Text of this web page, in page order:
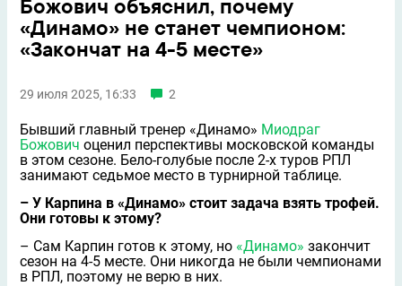
Божович объяснил, почему
«Динамо» не станет чемпионом:
«Закончат на 4-5 месте»
29 июля 2025, 16:33 2
Бывший главный тренер «Динамо» Миодраг
Божович оценил перспективы московской команды
в этом сезоне. Бело-голубые после 2-х туров РПЛ
занимают седьмое место в турнирной таблице.
– У Карпина в «Динамо» стоит задача взять трофей.
Они готовы к этому?
– Сам Карпин готов к этому, но «Динамо» закончит
сезон на 4-5 месте. Они никогда не были чемпионами
в РПЛ, поэтому не верю в них.